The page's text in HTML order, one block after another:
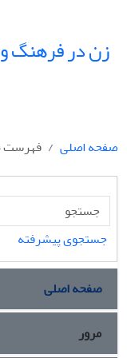
زن در فرهنگ
صفحه اصلی
فهرست
جستجوی پیشرفته
صفحه اصلی
مرور